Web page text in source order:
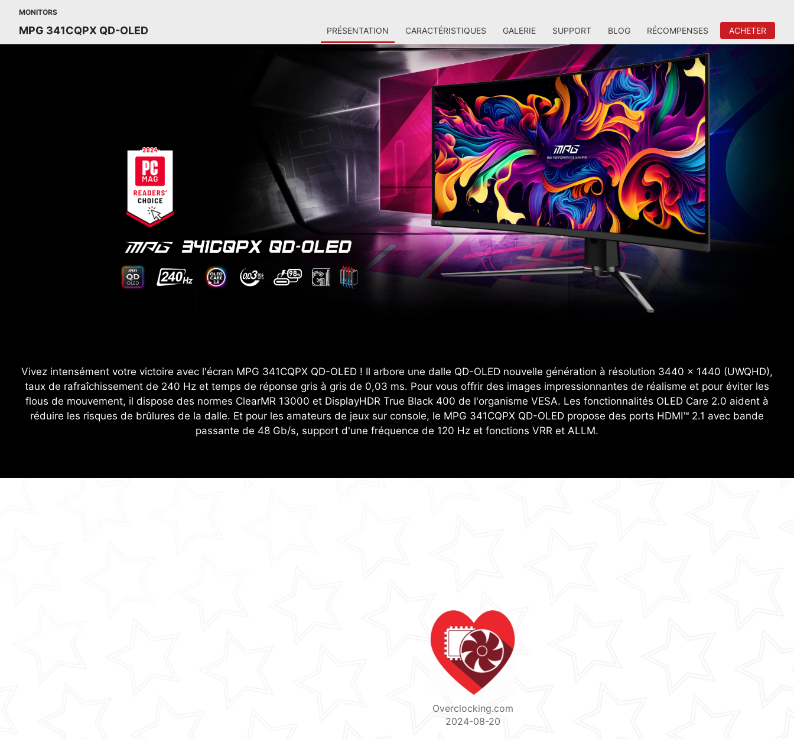
MONITORS
MPG 341CQPX QD-OLED PRÉSENTATION CARACTÉRISTIQUES GALERIE SUPPORT BLOG RÉCOMPENSES ACHETER
Vivez intensément votre victoire avec l'écran MPG 341CQPX QD-OLED ! Il arbore une dalle QD-OLED nouvelle génération à résolution 3440 x 1440 (UWQHD),
taux de rafraîchissement de 240 Hz et temps de réponse gris à gris de 0,03 ms. Pour vous offrir des images impressionnantes de réalisme et pour éviter les
flous de mouvement, il dispose des normes ClearMR 13000 et DisplayHDR True Black 400 de l'organisme VESA. Les fonctionnalités OLED Care 2.0 aident à
réduire les risques de brûlures de la dalle. Et pour les amateurs de jeux sur console, le MPG 341CQPX QD-OLED propose des ports HDMI™ 2.1 avec bande
passante de 48 Gb/s, support d'une fréquence de 120 Hz et fonctions VRR et ALLM.
Overclocking.com
2024-08-20